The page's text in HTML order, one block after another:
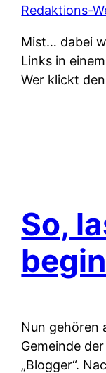
Redaktions-
Mist… dabei
Links in
Wer klickt
So,
Nun gehören
Gemeinde
„Blogger“.